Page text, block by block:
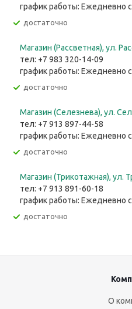
график работы: Ежедневно
Достаточно
Магазин (Рассветная), ул.
тел: +7 983 320-14-09
график работы: Ежедневно
Достаточно
Магазин (Селезнева), ул.
тел: +7 913 897-44-58
график работы: Ежедневно
Достаточно
Магазин (Трикотажная), ул.
тел: +7 913 891-60-18
график работы: Ежедневно
Достаточно
О